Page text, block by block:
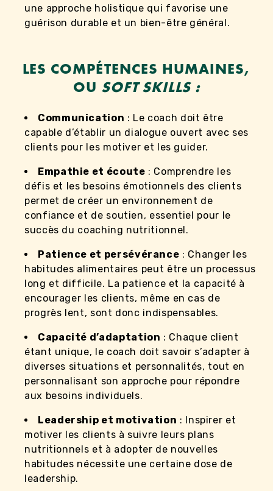
une approche holistique qui favorise une
guérison durable et un bien-être général.
LES COMPÉTENCES HUMAINES,
OU SOFT SKILLS :
Communication : Le coach doit être
capable d’établir un dialogue ouvert avec ses
clients pour les motiver et les guider.
Empathie et écoute : Comprendre les
défis et les besoins émotionnels des clients
permet de créer un environnement de
confiance et de soutien, essentiel pour le
succès du coaching nutritionnel.
Patience et persévérance : Changer les
habitudes alimentaires peut être un processus
long et difficile. La patience et la capacité à
encourager les clients, même en cas de
progrès lent, sont donc indispensables.
Capacité d’adaptation : Chaque client
étant unique, le coach doit savoir s’adapter à
diverses situations et personnalités, tout en
personnalisant son approche pour répondre
aux besoins individuels.
Leadership et motivation : Inspirer et
motiver les clients à suivre leurs plans
nutritionnels et à adopter de nouvelles
habitudes nécessite une certaine dose de
leadership.